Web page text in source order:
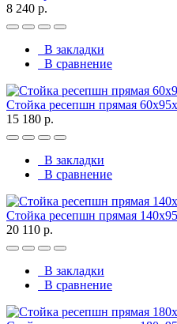
8 240 р.
В закладки
В сравнение
Стойка ресепшн прямая
15 180 р.
В закладки
В сравнение
Стойка ресепшн прямая
20 110 р.
В закладки
В сравнение